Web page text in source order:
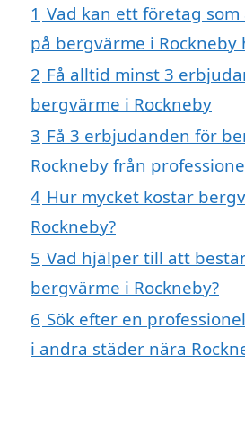
1 Vad kan ett företag
på bergvärme i Rockneby
2 Få alltid minst 3
bergvärme i Rockneby
3 Få 3 erbjudanden för
Rockneby från
4 Hur mycket kostar
Rockneby?
5 Vad hjälper till att
bergvärme i Rockneby?
6 Sök efter en
i andra städer nära